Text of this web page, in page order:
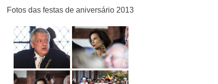
Fotos das festas de aniversário 2013